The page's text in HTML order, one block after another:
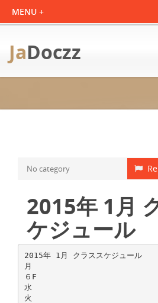
JaDoczz
No category
2015年 1月
ケジュール
2015年 1月 クラススケジュール
月
６F
水
火